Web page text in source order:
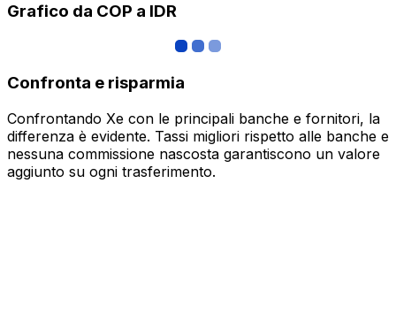
Grafico da COP a IDR
Confronta e risparmia
Confrontando Xe con le principali banche e fornitori, la
differenza è evidente. Tassi migliori rispetto alle banche e
nessuna commissione nascosta garantiscono un valore
aggiunto su ogni trasferimento.